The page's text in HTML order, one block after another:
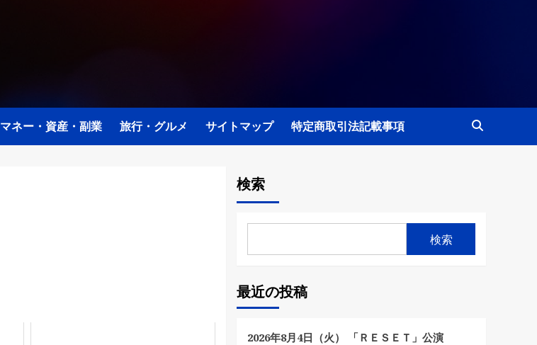
マネー・資産・副業 旅行・グルメ サイトマップ 特定商取引法記載事項
検索
検索
最近の投稿
2026年8月4日（火） 「ＲＥＳＥＴ」公演